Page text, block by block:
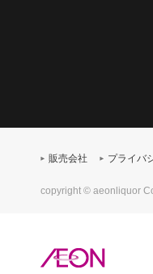
販売会社 プライバ
copyright © aeonliquor